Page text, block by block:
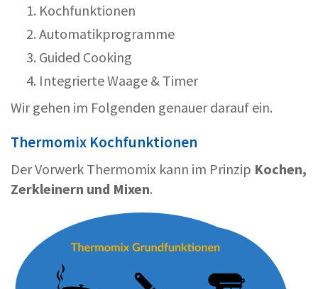
Kochfunktionen
Automatikprogramme
Guided Cooking
Integrierte Waage & Timer
Wir gehen im Folgenden genauer darauf ein.
Thermomix Kochfunktionen
Der Vorwerk Thermomix kann im Prinzip Kochen,
Zerkleinern und Mixen.